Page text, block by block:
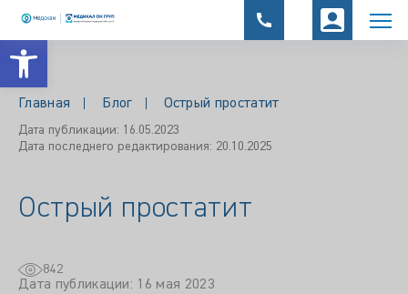
Открыть панель инструментов
Главная Блог Острый простатит
Дата публикации: 16.05.2023
Дата последнего редактирования: 20.10.2025
Острый простатит
842
Дата публикации: 16 мая 2023